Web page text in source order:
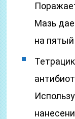
Мазь
на